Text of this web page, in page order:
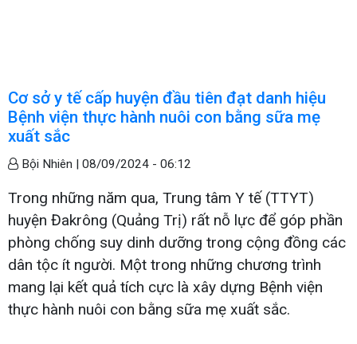
Cơ sở y tế cấp huyện đầu tiên đạt danh hiệu
Bệnh viện thực hành nuôi con bằng sữa mẹ
xuất sắc
Bội Nhiên | 08/09/2024 - 06:12
Trong những năm qua, Trung tâm Y tế (TTYT)
huyện Đakrông (Quảng Trị) rất nỗ lực để góp phần
phòng chống suy dinh dưỡng trong cộng đồng các
dân tộc ít người. Một trong những chương trình
mang lại kết quả tích cực là xây dựng Bệnh viện
thực hành nuôi con bằng sữa mẹ xuất sắc.